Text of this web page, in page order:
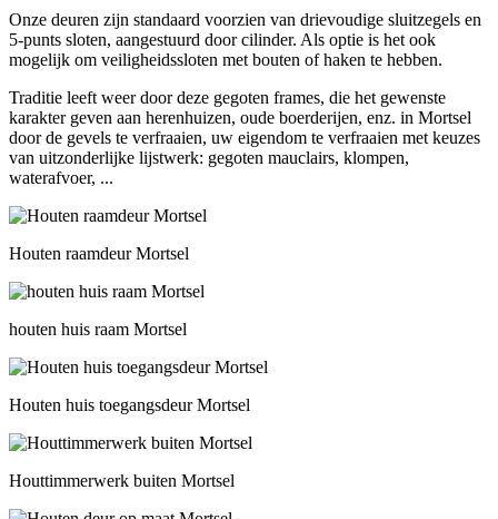
Onze deuren zijn standaard voorzien van drievoudige sluitzegels en
5-punts sloten, aangestuurd door cilinder. Als optie is het ook
mogelijk om veiligheidssloten met bouten of haken te hebben.
Traditie leeft weer door deze gegoten frames, die het gewenste
karakter geven aan herenhuizen, oude boerderijen, enz. in Mortsel
door de gevels te verfraaien, uw eigendom te verfraaien met keuzes
van uitzonderlijke lijstwerk: gegoten mauclairs, klompen,
waterafvoer, ...
Houten raamdeur Mortsel
houten huis raam Mortsel
Houten huis toegangsdeur Mortsel
Houttimmerwerk buiten Mortsel